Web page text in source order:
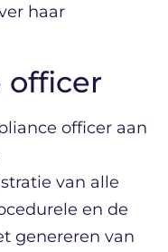
haar
officer
officer aan
van alle
en de
genereren van